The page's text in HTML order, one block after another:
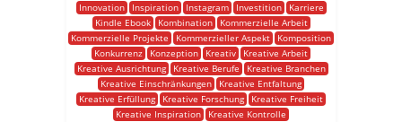
Innovation
Inspiration Instagram Investition
Karriere
Kindle Ebook
Kombination
Kommerzielle Arbeit
Kommerzielle Projekte
Kommerzieller Aspekt
Komposition
Konkurrenz
Konzeption Kreativ
Kreative Arbeit
Kreative Ausrichtung
Kreative Berufe
Kreative Branchen
Kreative Einschränkungen
Kreative Entfaltung
Kreative Erfüllung
Kreative Forschung
Kreative Freiheit
Kreative Inspiration
Kreative Kontrolle